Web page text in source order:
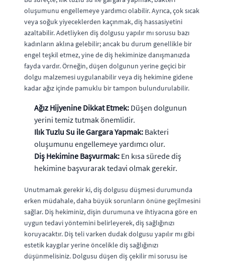
oluşumunu engellemeye yardımcı olabilir. Ayrıca, çok sıcak
veya soğuk yiyeceklerden kaçınmak, diş hassasiyetini
azaltabilir. Adetliyken diş dolgusu yapılır mı sorusu bazı
kadınların aklına gelebilir; ancak bu durum genellikle bir
engel teşkil etmez, yine de diş hekiminize danışmanızda
fayda vardır. Örneğin, düşen dolgunun yerine geçici bir
dolgu malzemesi uygulanabilir veya diş hekimine gidene
kadar ağız içinde pamuklu bir tampon bulundurulabilir.
Ağız Hijyenine Dikkat Etmek: Düşen dolgunun
yerini temiz tutmak önemlidir.
Ilık Tuzlu Su ile Gargara Yapmak: Bakteri
oluşumunu engellemeye yardımcı olur.
Diş Hekimine Başvurmak: En kısa sürede diş
hekimine başvurarak tedavi olmak gerekir.
Unutmamak gerekir ki, diş dolgusu düşmesi durumunda
erken müdahale, daha büyük sorunların önüne geçilmesini
sağlar. Diş hekiminiz, dişin durumuna ve ihtiyacına göre en
uygun tedavi yöntemini belirleyerek, diş sağlığınızı
koruyacaktır. Diş teli varken dudak dolgusu yapılır mı gibi
estetik kaygılar yerine öncelikle diş sağlığınızı
düşünmelisiniz. Dolgusu düşen diş çekilir mi sorusu ise